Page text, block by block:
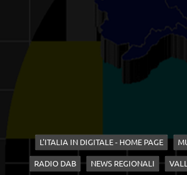
L'ITALIA IN DIGITALE - HOME PAGE
RADIO DAB NEWS REGIONALI